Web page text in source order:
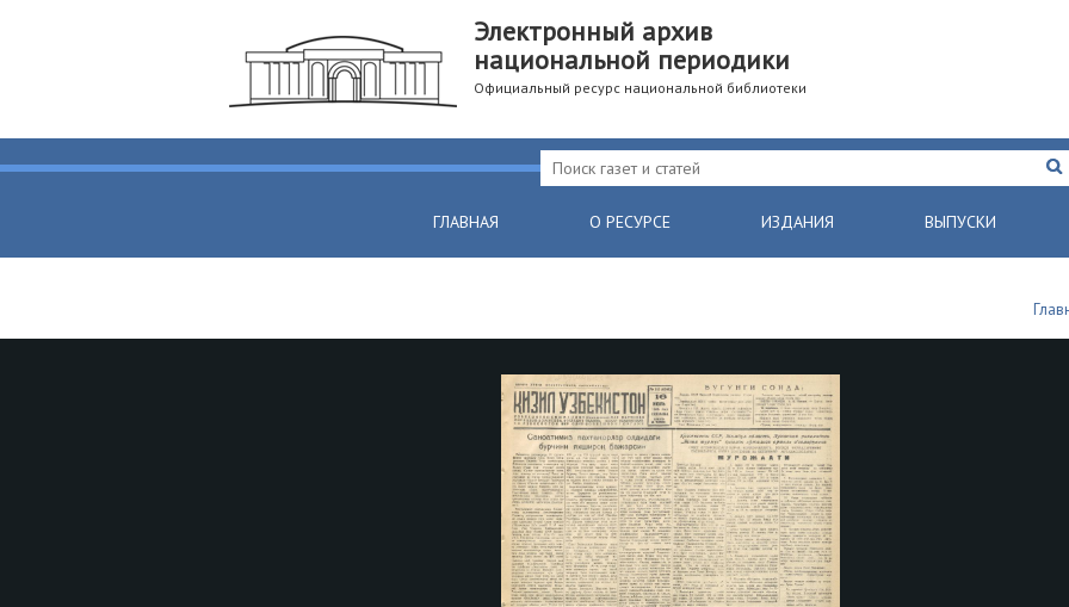
Электронный архив
национальной периодики
Официальный ресурс национальной библиотеки
ГЛАВНАЯ О РЕСУРСЕ ИЗДАНИЯ ВЫПУСКИ